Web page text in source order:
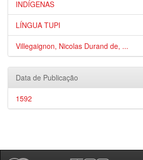
INDÍGENAS
LÍNGUA TUPI
Villegaignon, Nicolas Durand de, ...
Data de Publicação
1592